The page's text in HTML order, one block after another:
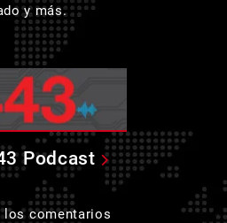
y más.
Podcast
los comentarios